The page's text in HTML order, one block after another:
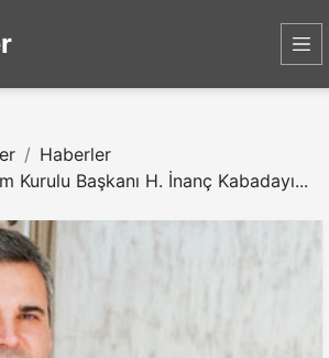
Haberler
Kurulu Başkanı H. İnanç Kabadayı...